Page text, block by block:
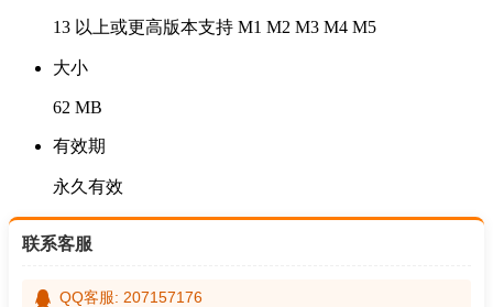
13 以上或更高版本支持 M1 M2 M3 M4 M5
大小
62 MB
有效期
永久有效
联系客服
QQ客服: 207157176